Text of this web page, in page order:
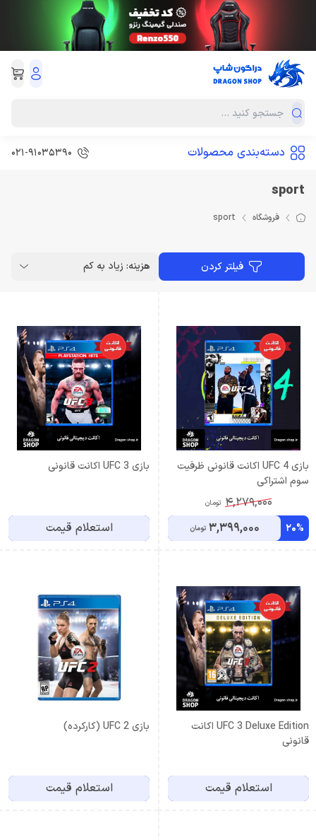
دسته‌بندی محصولات 021-91035390
sport
فروشگاه sport
فیلتر کردن هزینه: زیاد به کم
بازی UFC 4 اکانت قانونی ظرفیت
سوم اشتراکی
4,279,000 تومان
20%
3,399,000 تومان
بازی UFC 3 اکانت قانونی
استعلام قیمت
UFC 3 Deluxe Edition اکانت
قانونی
استعلام قیمت
بازی UFC 2 (کارکرده)
استعلام قیمت